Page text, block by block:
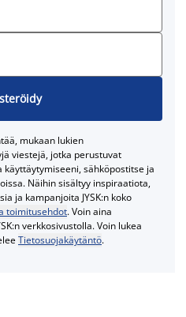
mukaan lukien
viestejä, jotka perustuvat
sähköpostitse ja
Näihin sisältyy inspiraatiota,
ja kampanjoita JYSK:n koko
toimitusehdot. Voin aina
verkkosivustolla. Voin lukea
Tietosuojakäytäntö.